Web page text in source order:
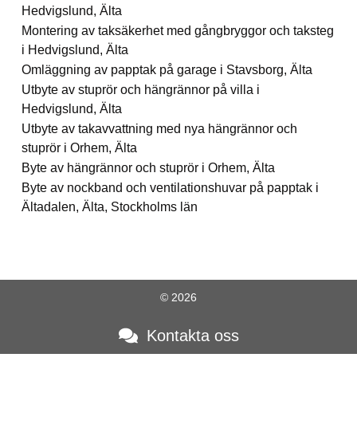
Hedvigslund, Älta
Montering av taksäkerhet med gångbryggor och taksteg
i Hedvigslund, Älta
Omläggning av papptak på garage i Stavsborg, Älta
Utbyte av stuprör och hängrännor på villa i
Hedvigslund, Älta
Utbyte av takavvattning med nya hängrännor och
stuprör i Orhem, Älta
Byte av hängrännor och stuprör i Orhem, Älta
Byte av nockband och ventilationshuvar på papptak i
Ältadalen, Älta, Stockholms län
© 2026
Kontakta oss